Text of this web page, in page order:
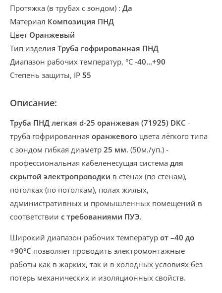
Протяжка (в трубах с зондом) : Да
Материал Композиция ПНД
Цвет Оранжевый
Тип изделия Труба гофрированная ПНД
Диапазон рабочих температур, °С -40...+90
Степень защиты, IP 55
Описание:
Труба ПНД легкая d-25 оранжевая (71925) DKC -
труба гофрированная оранжевого цвета лёгкого типа
с зондом гибкая диаметр 25 мм. (50м./уп.) -
профессиональная кабеленесущая система для
скрытой электропроводки в стенах (по стенам),
потолках (по потолкам), полах жилых,
административных и промышленных помещений в
соответствии с требованиями ПУЭ.
Широкий диапазон рабочих температур от –40 до
+90°С позволяет проводить электромонтажные
работы как в жарких, так и в холодных условиях без
потерь механических и изоляционных свойств.